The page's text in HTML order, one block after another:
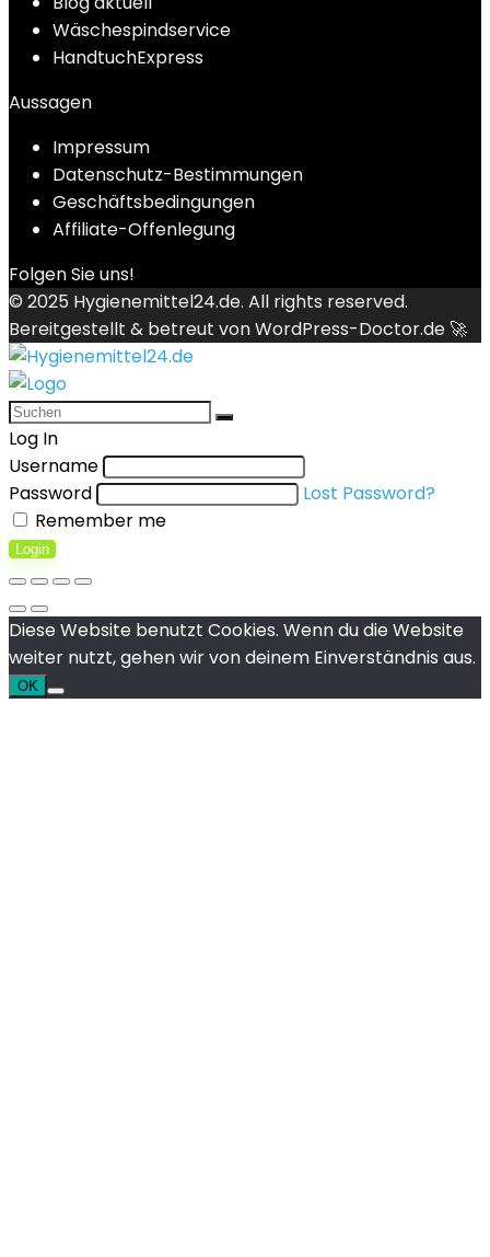
Wäschespindservice
HandtuchExpress
Aussagen
Impressum
Datenschutz-Bestimmungen
Geschäftsbedingungen
Affiliate-Offenlegung
Folgen Sie uns!
© 2025 Hygienemittel24.de. All rights reserved.
Bereitgestellt & betreut vonWordPress-Doctor.de 🚀
Log In
Username
Password
Lost Password?
Remember me
Login
Diese Website benutzt Cookies. Wenn du die Website
weiter nutzt, gehen wir von deinem Einverständnis aus.
OK